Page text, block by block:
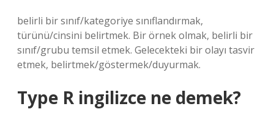
belirli bir sınıf/kategoriye sınıflandırmak,
türünü/cinsini belirtmek. Bir örnek olmak, belirli bir
sınıf/grubu temsil etmek. Gelecekteki bir olayı tasvir
etmek, belirtmek/göstermek/duyurmak.
Type R ingilizce ne demek?